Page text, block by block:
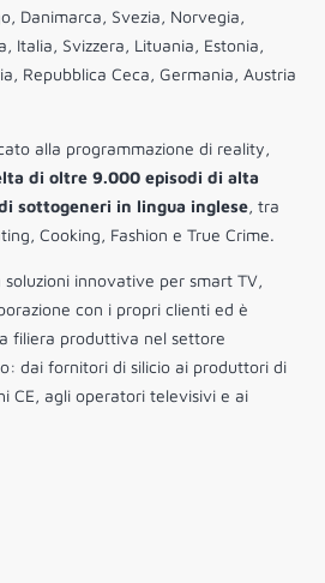
Danimarca, Svezia, Norvegia,
Italia, Svizzera, Lituania, Estonia,
Repubblica Ceca, Germania, Austria
alla programmazione di reality,
di oltre 9.000 episodi di alta
sottogeneri in lingua inglese, tra
Cooking, Fashion e True Crime.
soluzioni innovative per smart TV,
con i propri clienti ed è
filiera produttiva nel settore
dai fornitori di silicio ai produttori di
CE, agli operatori televisivi e ai